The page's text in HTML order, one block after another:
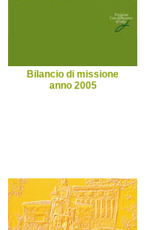
Bilancio di missione
anno 2005